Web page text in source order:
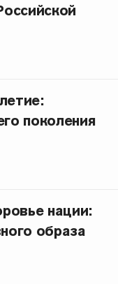
поколения
нации:
образа